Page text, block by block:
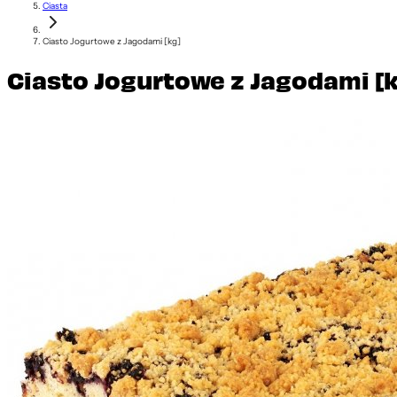
Ciasta
Ciasto Jogurtowe z Jagodami [kg]
Ciasto Jogurtowe z Jagodami